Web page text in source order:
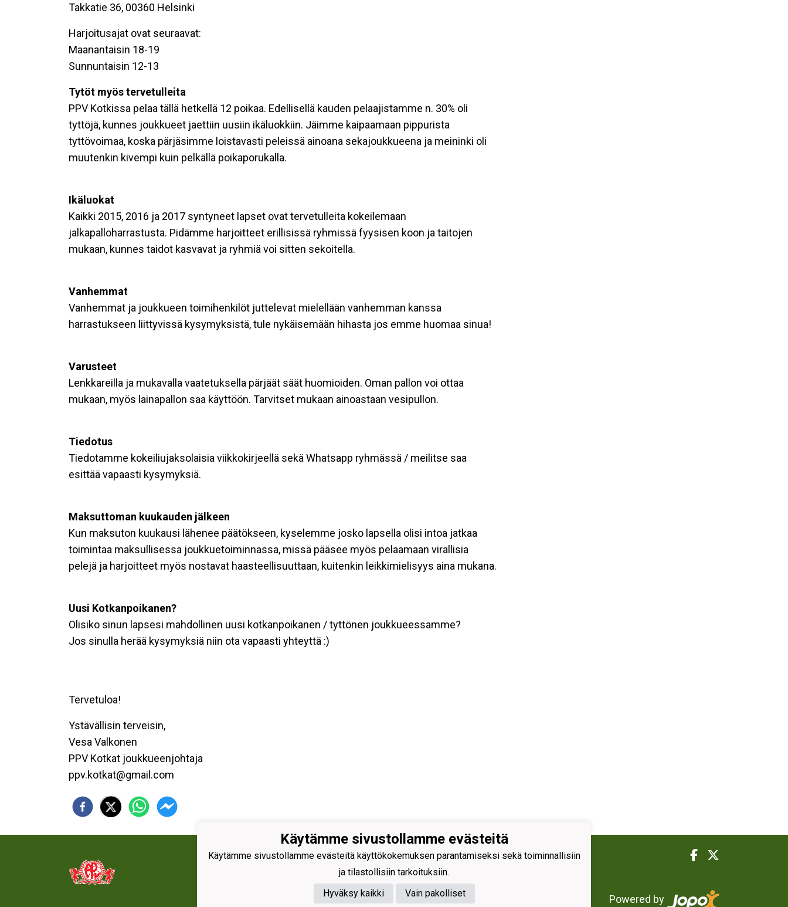
Takkatie 36, 00360 Helsinki
Harjoitusajat ovat seuraavat:
Maanantaisin 18-19
Sunnuntaisin 12-13
Tytöt myös tervetulleita
PPV Kotkissa pelaa tällä hetkellä 12 poikaa. Edellisellä kauden pelaajistamme n. 30% oli
tyttöjä, kunnes joukkueet jaettiin uusiin ikäluokkiin. Jäimme kaipaamaan pippurista
tyttövoimaa, koska pärjäsimme loistavasti peleissä ainoana sekajoukkueena ja meininki oli
muutenkin kivempi kuin pelkällä poikaporukalla.
Ikäluokat
Kaikki 2015, 2016 ja 2017 syntyneet lapset ovat tervetulleita kokeilemaan
jalkapalloharrastusta. Pidämme harjoitteet erillisissä ryhmissä fyysisen koon ja taitojen
mukaan, kunnes taidot kasvavat ja ryhmiä voi sitten sekoitella.
Vanhemmat
Vanhemmat ja joukkueen toimihenkilöt juttelevat mielellään vanhemman kanssa
harrastukseen liittyvissä kysymyksistä, tule nykäisemään hihasta jos emme huomaa sinua!
Varusteet
Lenkkareilla ja mukavalla vaatetuksella pärjäät säät huomioiden. Oman pallon voi ottaa
mukaan, myös lainapallon saa käyttöön. Tarvitset mukaan ainoastaan vesipullon.
Tiedotus
Tiedotamme kokeiliujaksolaisia viikkokirjeellä sekä Whatsapp ryhmässä / meilitse saa
esittää vapaasti kysymyksiä.
Maksuttoman kuukauden jälkeen
Kun maksuton kuukausi lähenee päätökseen, kyselemme josko lapsella olisi intoa jatkaa
toimintaa maksullisessa joukkuetoiminnassa, missä pääsee myös pelaamaan virallisia
pelejä ja harjoitteet myös nostavat haasteellisuuttaan, kuitenkin leikkimielisyys aina mukana.
Uusi Kotkanpoikanen?
Olisiko sinun lapsesi mahdollinen uusi kotkanpoikanen / tyttönen joukkueessamme?
Jos sinulla herää kysymyksiä niin ota vapaasti yhteyttä :)
Tervetuloa!
Ystävällisin terveisin,
Vesa Valkonen
PPV Kotkat joukkueenjohtaja
ppv.kotkat@gmail.com
Powered by
Käytämme sivustollamme evästeitä
Käytämme sivustollamme evästeitä käyttökokemuksen parantamiseksi sekä toiminnallisiin
ja tilastollisiin tarkoituksiin.
Hyväksy kaikki
Vain pakolliset